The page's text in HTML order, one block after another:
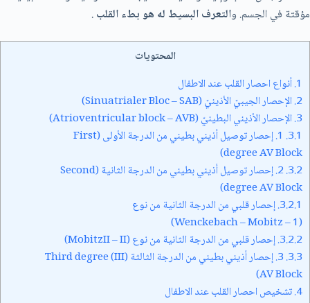
مؤقتة في الجسم. والتعرف البسيط له هو بطء القلب.
المحتويات
1. أنواع احصار القلب عند الاطفال
2. الإحصار الجيبيّ الأذينيّ (Sinuatrialer Bloc – SAB)
3. الإحصار الأذيني البطينيّ (Atrioventricular block – AVB)
3.1.
1. إحصار توصيل أذيني بطيني من الدرجة الأولى (First
degree AV Block)
3.2.
2. إحصار توصيل أذيني بطيني من الدرجة الثانية (Second
degree AV Block)
3.2.1. إحصار قلبي من الدرجة الثانية من نوع
(Wenckebach – Mobitz – 1)
3.2.2. إحصار قلبي من الدرجة الثانية من نوع (MobitzII – II)
3.3.
3. إحصار أذيني بطيني من الدرجة الثالثة (III) Third degree
AV Block)
4. تشخيص احصار القلب عند الاطفال